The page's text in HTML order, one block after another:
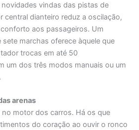
vindas das pistas de
central dianteiro reduz a oscilação,
aos passageiros. Um
marchas oferece àquele que
trocas em até 50
um dos três modos manuais ou um
arenas
motor dos carros. Há os que
do coração ao ouvir o ronco